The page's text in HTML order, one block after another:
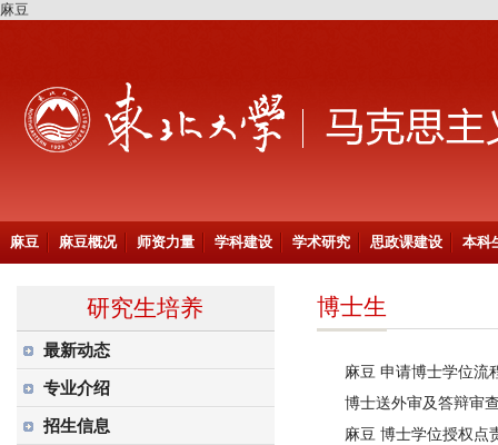
麻豆
麻豆 麻豆概况 师资力量 学科建设 学术研究 思政课建设 本科
研究生培养
最新动态
专业介绍
招生信息
博士生
麻豆 申请博士学位流
博士送外审及答辩审
麻豆 博士学位授权点